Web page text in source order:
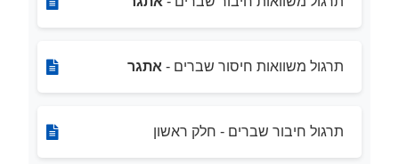
תרגול משוואות חיסור שברים - אתגר
תרגול חיבור שברים - חלק ראשון